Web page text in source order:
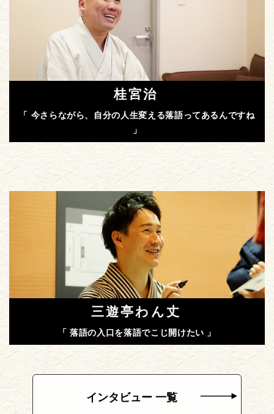
桂宮治
「 今さらながら、自分の人生変える落語ってあるんですね
」
三遊亭わん丈
「 落語の入口を落語でこじ開けたい 」
インタビュー 一覧